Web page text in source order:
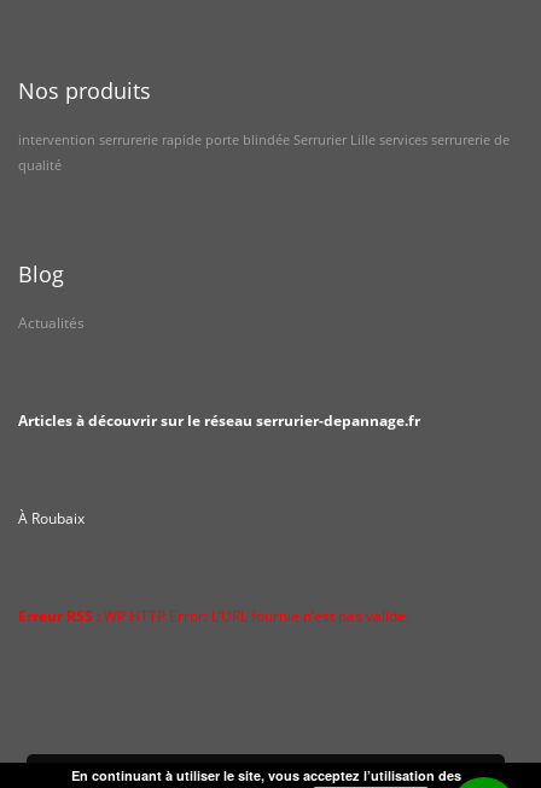
Nos produits
intervention serrurerie rapide porte blindée Serrurier Lille services serrurerie de
qualité
Blog
Actualités
Articles à découvrir sur le réseau serrurier-depannage.fr
À Roubaix
Erreur RSS :WP HTTP Error: L’URL fournie n’est pas valide.
En continuant à utiliser le site, vous acceptez l’utilisation des